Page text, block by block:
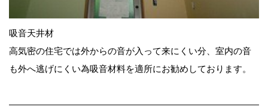
吸音天井材
高気密の住宅では外からの音が入って来にくい分、室内の音
も外へ逃げにくい為吸音材料を適所にお勧めしております。